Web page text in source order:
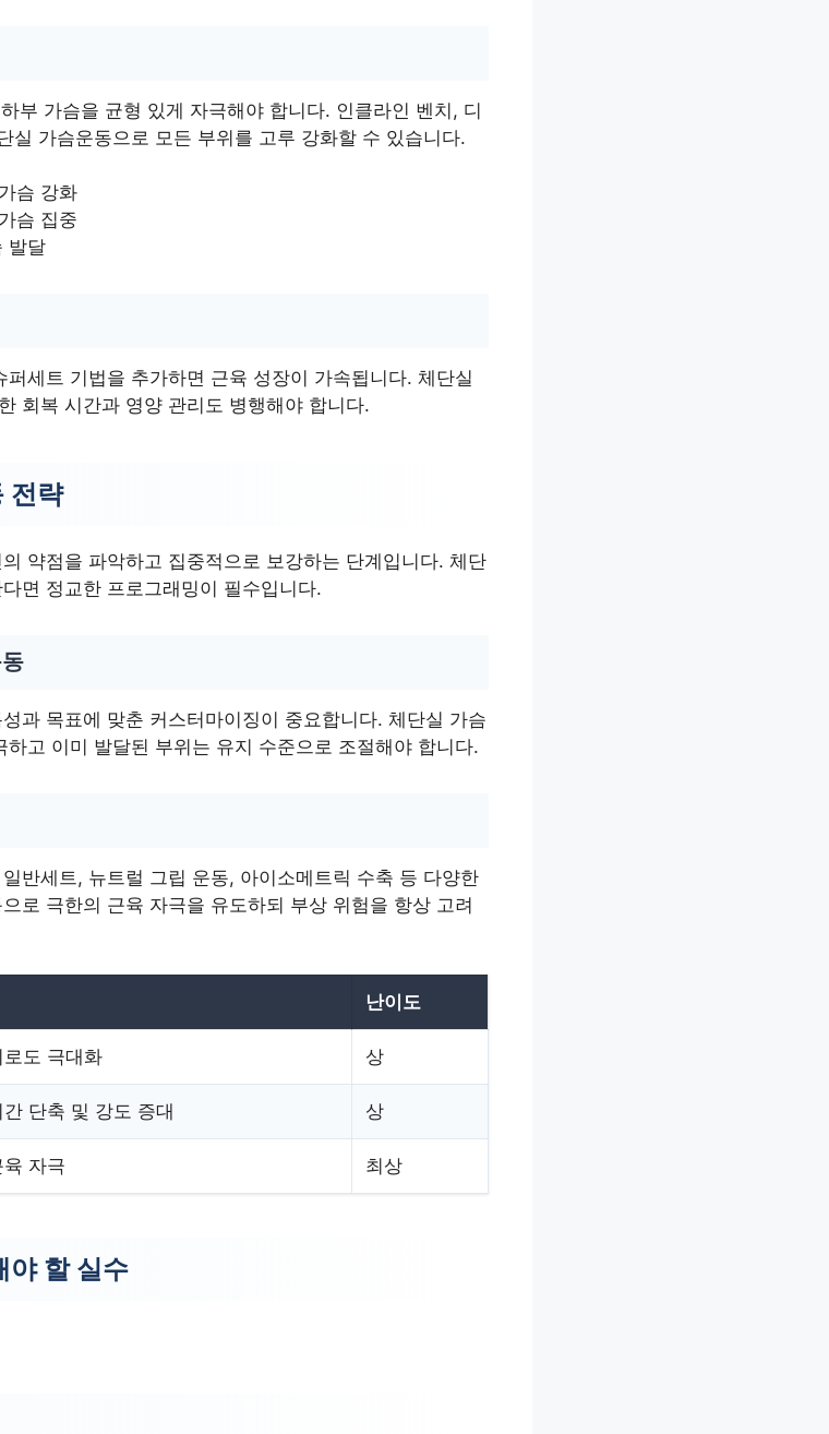
부 가슴을 균형 있게 자극해야 합니다. 인클라인 벤치, 디
실 가슴운동으로 모든 부위를 고루 강화할 수 있습니다.
슴 강화
슴 집중
발달
세트 기법을 추가하면 근육 성장이 가속됩니다. 체단실
회복 시간과 영양 관리도 병행해야 합니다.
전략
약점을 파악하고 집중적으로 보강하는 단계입니다. 체단
면 정교한 프로그래밍이 필수입니다.
과 목표에 맞춘 커스터마이징이 중요합니다. 체단실 가슴
고 이미 발달된 부위는 유지 수준으로 조절해야 합니다.
반세트, 뉴트럴 그립 운동, 아이소메트릭 수축 등 다양한
로 극한의 근육 자극을 유도하되 부상 위험을 항상 고려
난이도
로도 극대화 상
단축 및 강도 증대 상
자극 최상
야 할 실수